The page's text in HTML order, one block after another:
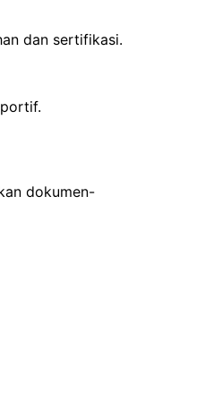
dan sertifikasi.
dokumen-